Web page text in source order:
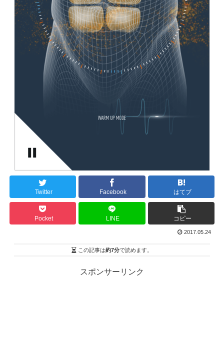
Twitter Facebook はてブ
Pocket LINE コピー
2017.05.24
この記事は約7分で読めます。
スポンサーリンク